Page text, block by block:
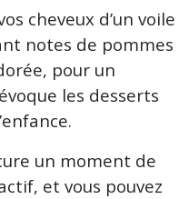
cheveux d’un voile
notes de pommes
pour un
les desserts
un moment de
et vous pouvez